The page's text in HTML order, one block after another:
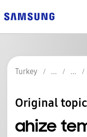
Turkey
Original
ahize